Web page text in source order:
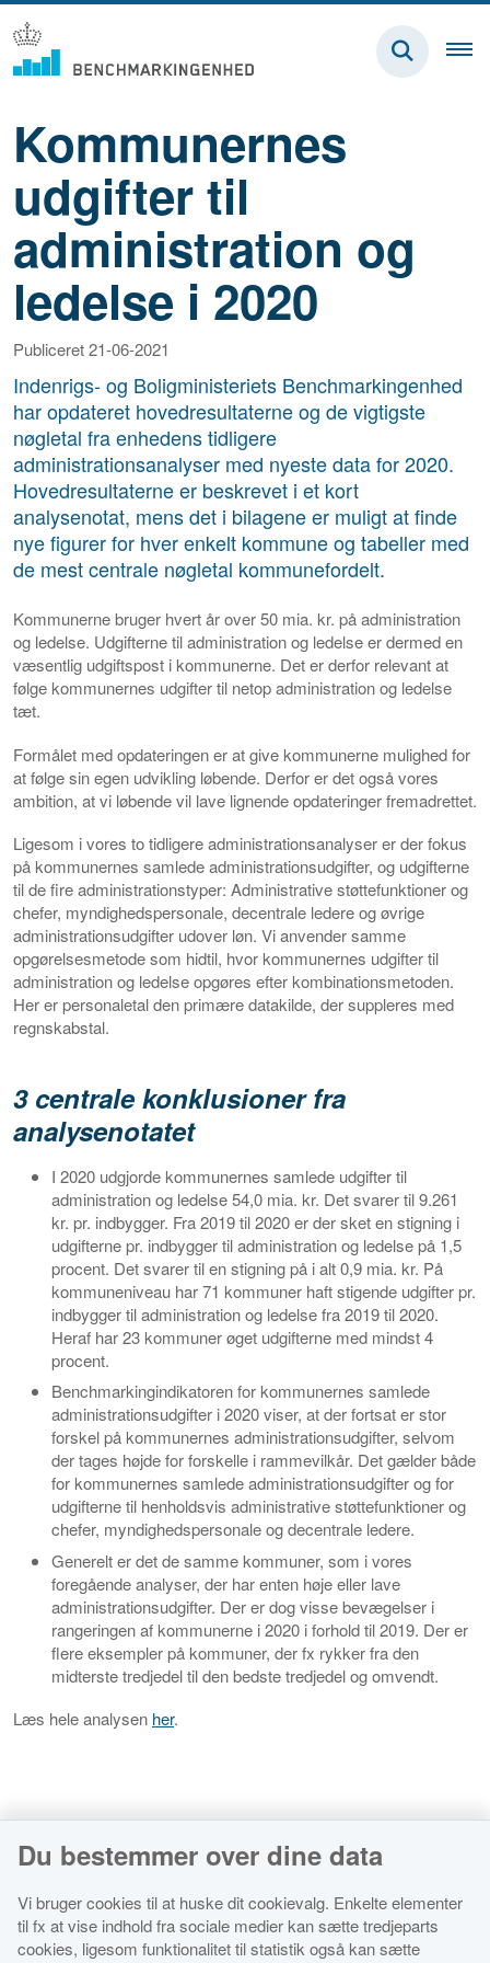
Kommunernes
udgifter til
administration og
ledelse i 2020
Publiceret 21-06-2021
Indenrigs- og Boligministeriets Benchmarkingenhed
har opdateret hovedresultaterne og de vigtigste
nøgletal fra enhedens tidligere
administrationsanalyser med nyeste data for 2020.
Hovedresultaterne er beskrevet i et kort
analysenotat, mens det i bilagene er muligt at finde
nye figurer for hver enkelt kommune og tabeller med
de mest centrale nøgletal kommunefordelt.
Kommunerne bruger hvert år over 50 mia. kr. på administration
og ledelse. Udgifterne til administration og ledelse er dermed en
væsentlig udgiftspost i kommunerne. Det er derfor relevant at
følge kommunernes udgifter til netop administration og ledelse
tæt.
Formålet med opdateringen er at give kommunerne mulighed for
at følge sin egen udvikling løbende. Derfor er det også vores
ambition, at vi løbende vil lave lignende opdateringer fremadrettet.
Ligesom i vores to tidligere administrationsanalyser er der fokus
på kommunernes samlede administrationsudgifter, og udgifterne
til de fire administrationstyper: Administrative støttefunktioner og
chefer, myndighedspersonale, decentrale ledere og øvrige
administrationsudgifter udover løn. Vi anvender samme
opgørelsesmetode som hidtil, hvor kommunernes udgifter til
administration og ledelse opgøres efter kombinationsmetoden.
Her er personaletal den primære datakilde, der suppleres med
regnskabstal.
3 centrale konklusioner fra
analysenotatet
I 2020 udgjorde kommunernes samlede udgifter til
administration og ledelse 54,0 mia. kr. Det svarer til 9.261
kr. pr. indbygger. Fra 2019 til 2020 er der sket en stigning i
udgifterne pr. indbygger til administration og ledelse på 1,5
procent. Det svarer til en stigning på i alt 0,9 mia. kr. På
kommuneniveau har 71 kommuner haft stigende udgifter pr.
indbygger til administration og ledelse fra 2019 til 2020.
Heraf har 23 kommuner øget udgifterne med mindst 4
procent.
Benchmarkingindikatoren for kommunernes samlede
administrationsudgifter i 2020 viser, at der fortsat er stor
forskel på kommunernes administrationsudgifter, selvom
der tages højde for forskelle i rammevilkår. Det gælder både
for kommunernes samlede administrationsudgifter og for
udgifterne til henholdsvis administrative støttefunktioner og
chefer, myndighedspersonale og decentrale ledere.
Generelt er det de samme kommuner, som i vores
foregående analyser, der har enten høje eller lave
administrationsudgifter. Der er dog visse bevægelser i
rangeringen af kommunerne i 2020 i forhold til 2019. Der er
flere eksempler på kommuner, der fx rykker fra den
midterste tredjedel til den bedste tredjedel og omvendt.
Læs hele analysen her.
Du bestemmer over dine data
Vi bruger cookies til at huske dit cookievalg. Enkelte elementer
til fx at vise indhold fra sociale medier kan sætte tredjeparts
cookies, ligesom funktionalitet til statistik også kan sætte